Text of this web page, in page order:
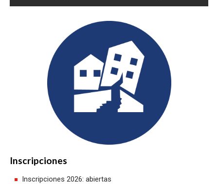
Inscripciones
Inscripciones 2026: abiertas